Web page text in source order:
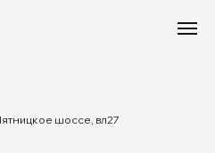
шоссе, вл27